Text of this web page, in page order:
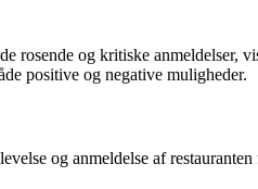
rosende og kritiske anmeldelser,
positive og negative muligheder.
og anmeldelse af